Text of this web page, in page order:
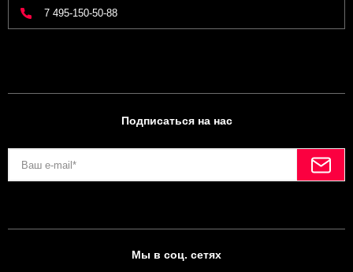
7 495-150-50-88
Подписаться на нас
Мы в соц. сетях